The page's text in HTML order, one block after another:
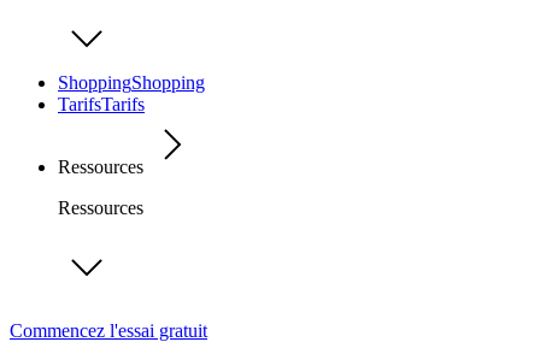
ShoppingShopping
TarifsTarifs
Ressources
Ressources
Commencez l'essai gratuit